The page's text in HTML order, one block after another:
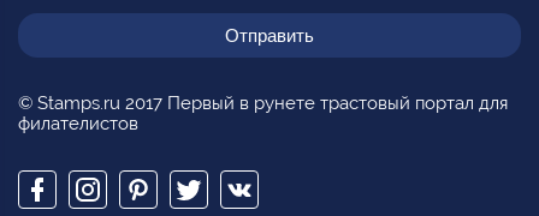
© Stamps.ru 2017 Первый в рунете трастовый портал для
филателистов